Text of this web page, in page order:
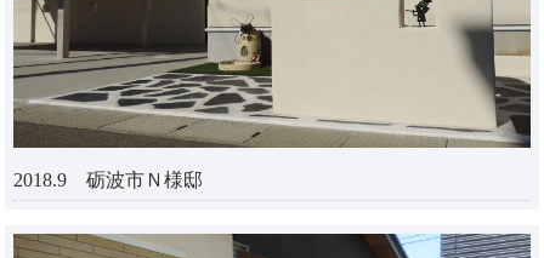
2018.9 砺波市Ｎ様邸